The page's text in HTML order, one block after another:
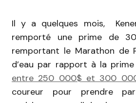
Il y a quelques mois,
remporté une prime de
remportant le Marathon de
d’eau par rapport à la prime
entre 250 000$ et 300
coureur pour prendre